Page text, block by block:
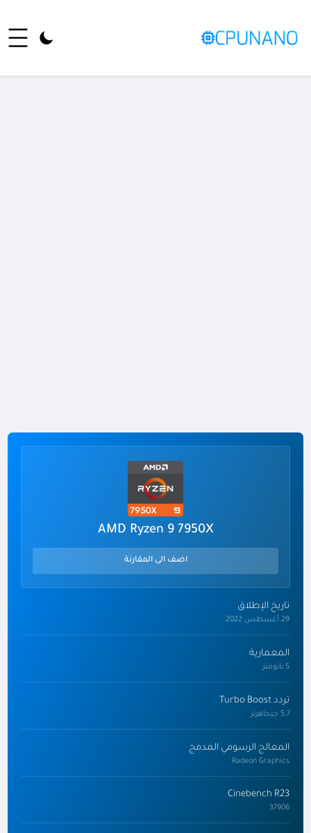
AMD Ryzen 9 7950X
اضف الى المقارنة
تاريخ الإطلاق
29 أغسطس 2022
المعمارية
5 نانومتر
تردد Turbo Boost
5.7 جيجاهرتز
المعالج الرسومي المدمج
Radeon Graphics
Cinebench R23
37906